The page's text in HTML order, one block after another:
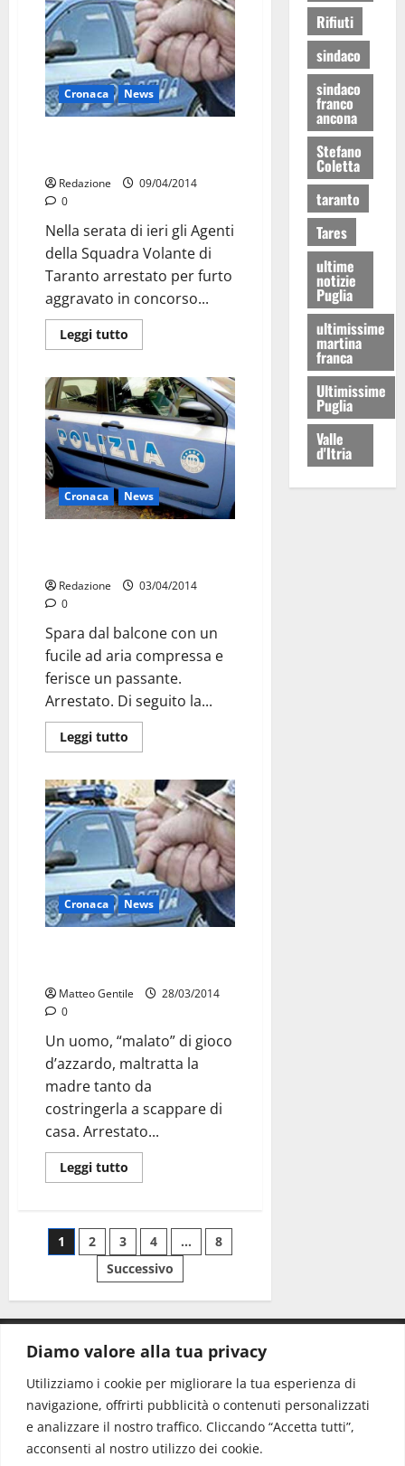
Diamo valore alla tua privacy
Utilizziamo i cookie per migliorare la tua esperienza di
navigazione, offrirti pubblicità o contenuti personalizzati
e analizzare il nostro traffico. Cliccando “Accetta tutti”,
acconsenti al nostro utilizzo dei cookie.
Cronaca News
Redazione
09/04/2014
0
Nella serata di ieri gli Agenti
della Squadra Volante di
Taranto arrestato per furto
aggravato in concorso...
Leggi tutto
Cronaca News
Redazione
03/04/2014
0
Spara dal balcone con un
fucile ad aria compressa e
ferisce un passante.
Arrestato. Di seguito la...
Leggi tutto
Cronaca News
Matteo Gentile
28/03/2014
0
Un uomo, “malato” di gioco
d’azzardo, maltratta la
madre tanto da
costringerla a scappare di
casa. Arrestato...
Leggi tutto
1 2 3 4 …
8
Successivo
Rifiuti
sindaco
sindaco
franco
ancona
Stefano
Coletta
taranto
Tares
ultime
notizie
Puglia
ultimissime
martina
franca
Ultimissime
Puglia
Valle
d'Itria
CONTATTI.
Redazione: redazione@www.martinasera.it
Direttore:direttore@www.martinasera.it
Info & Commerciale:info@www.martinasera.it